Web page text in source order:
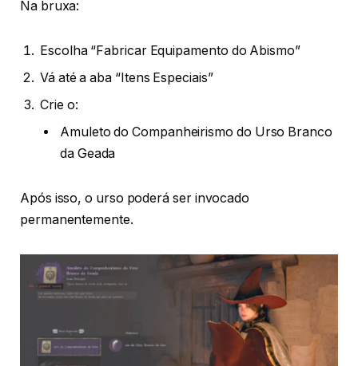
Na bruxa:
Escolha “Fabricar Equipamento do Abismo”
Vá até a aba “Itens Especiais”
Crie o:
Amuleto do Companheirismo do Urso Branco
da Geada
Após isso, o urso poderá ser invocado
permanentemente.